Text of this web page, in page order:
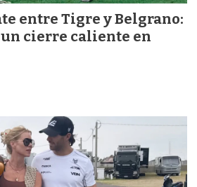
entre Tigre y Belgrano:
cierre caliente en